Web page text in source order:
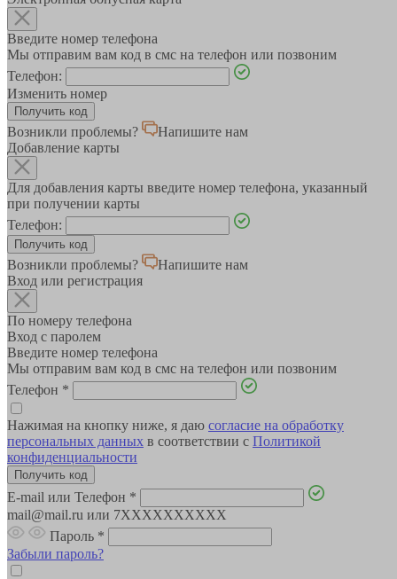
Введите номер телефона
Мы отправим вам код в смс на телефон или позвоним
Телефон:
Изменить номер
Возникли проблемы?
Напишите нам
Добавление карты
Для добавления карты введите номер телефона, указанный
при получении карты
Телефон:
Возникли проблемы?
Напишите нам
Вход или регистрация
По номеру телефона
Вход с паролем
Введите номер телефона
Мы отправим вам код в смс на телефон или позвоним
Телефон *
Нажимая на кнопку ниже, я даю согласие на обработку
персональных данных в соответствии с Политикой
конфиденциальности
E-mail или Телефон *
mail@mail.ru или 7XXXXXXXXXX
Пароль *
Забыли пароль?